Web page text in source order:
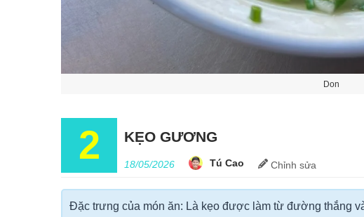
Don
2 KẸO GƯƠNG
18/05/2026 Tú Cao Chỉnh sửa
Đặc trưng của món ăn: Là kẹo được làm từ đường thắng